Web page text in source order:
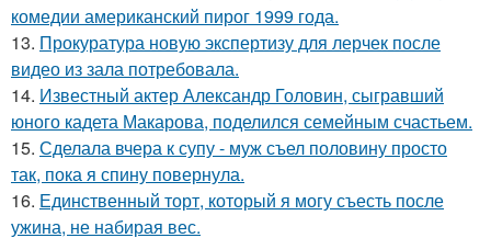
комедии американский пирог 1999 года.
13. Прокуратура новую экспертизу для лерчек после
видео из зала потребовала.
14. Известный актер Александр Головин, сыгравший
юного кадета Макарова, поделился семейным счастьем.
15. Сделала вчера к супу - муж съел половину просто
так, пока я спину повернула.
16. Единственный торт, который я могу съесть после
ужина, не набирая вес.